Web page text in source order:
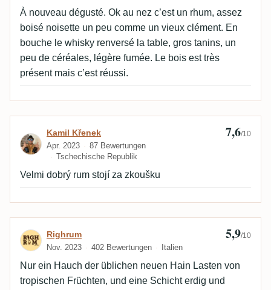
À nouveau dégusté. Ok au nez c’est un rhum, assez
boisé noisette un peu comme un vieux clément. En
bouche le whisky renversé la table, gros tanins, un
peu de céréales, légère fumée. Le bois est très
présent mais c’est réussi.
Bewertung von Kamil Křenek
Kamil Křenek
Apr. 2023
87 Bewertungen
Tschechische Republik
7,6/10
Velmi dobrý rum stojí za zkoušku
Bewertung von Righrum
Righrum
Nov. 2023 402 Bewertungen Italien
5,9/10
Nur ein Hauch der üblichen neuen Hain Lasten von
tropischen Früchten, und eine Schicht erdig und